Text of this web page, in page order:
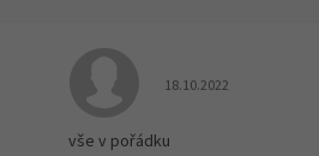
5 hvězdiček. Hodnocení obchodu
18.10.2022
vše v pořádku